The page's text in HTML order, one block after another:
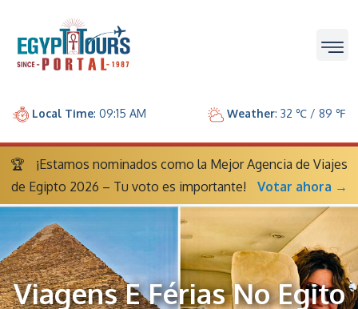
Local Time: 09:15 AM Weather: 32 ℃ / 89 ℉
🏆
¡Estamos nominados como la Mejor Agencia de Viajes
de Egipto 2026 – Tu voto es importante!
Votar ahora →
Viagens E Férias No Egito